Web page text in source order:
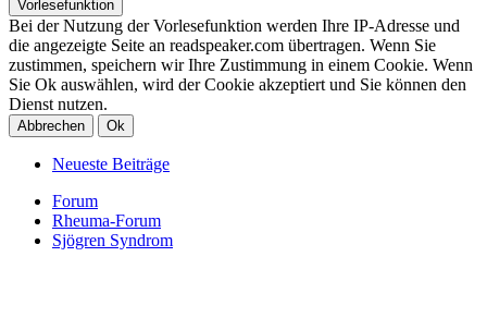
Vorlesefunktion
Bei der Nutzung der Vorlesefunktion werden Ihre IP-Adresse und
die angezeigte Seite an readspeaker.com übertragen. Wenn Sie
zustimmen, speichern wir Ihre Zustimmung in einem Cookie. Wenn
Sie Ok auswählen, wird der Cookie akzeptiert und Sie können den
Dienst nutzen.
Abbrechen Ok
Neueste Beiträge
Forum
Rheuma-Forum
Sjögren Syndrom